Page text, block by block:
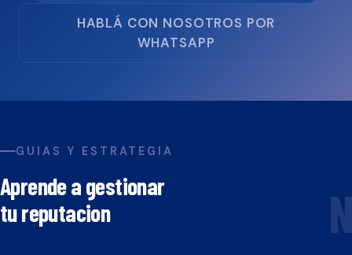
HABLÁ CON NOSOTROS POR
WHATSAPP
GUIAS Y ESTRATEGIA
Aprende a gestionar
tu reputacion
N